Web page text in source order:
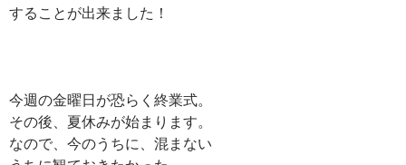
することが出来ました！
今週の金曜日が恐らく終業式。
その後、夏休みが始まります。
なので、今のうちに、混まない